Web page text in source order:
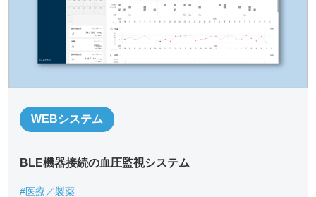
* 必須記入事項
貴社名
お名前*
WEBシステム
BLE機器接続の血圧監視システム
#医療／製薬